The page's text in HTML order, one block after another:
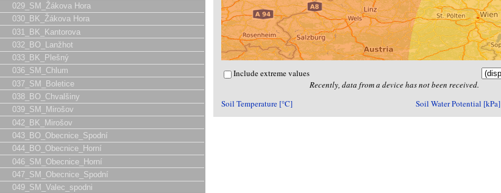
029_SM_Žákova Hora
030_BK_Žákova Hora
031_BK_Kantorova
032_BO_Lanžhot
033_BK_Plešný
036_SM_Chlum
037_SM_Boletice
038_BO_Chvalšiny
039_SM_Mirošov
042_BK_Mirošov
043_BO_Obecnice_Spodní
044_BO_Obecnice_Horní
046_SM_Obecnice_Horní
047_SM_Obecnice_Spodní
049_SM_Valec_spodni
Include extreme values
Recently, data from a device has not been received.
Soil Temperature [°C]
Soil Water Potential [kPa]